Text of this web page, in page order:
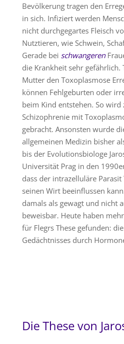
Bevölkerung tragen den
in sich. Infiziert werden
nicht durchgegartes Fleisch
Nutztieren, wie Schwein,
Gerade bei schwangeren
die Krankheit sehr gefährlich.
Mutter den Toxoplasmose
können Fehlgeburten oder
beim Kind entstehen. So wird
Schizophrenie mit
gebracht. Ansonsten wurde
allgemeinen Medizin bisher
bis der Evolutionsbiologe
Universität Prag in den
dass der intrazelluläre
seinen Wirt beeinflussen
damals als gewagt und nicht
beweisbar. Heute haben
für Flegrs These gefunden:
Gedächtnisses durch
Die These von